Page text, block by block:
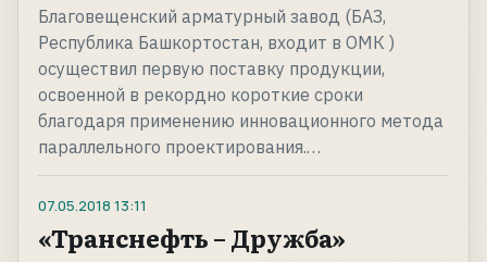
Благовещенский арматурный завод (БАЗ,
Республика Башкортостан, входит в ОМК )
осуществил первую поставку продукции,
освоенной в рекордно короткие сроки
благодаря применению инновационного метода
параллельного проектирования.…
07.05.2018 13:11
«Транснефть – Дружба»